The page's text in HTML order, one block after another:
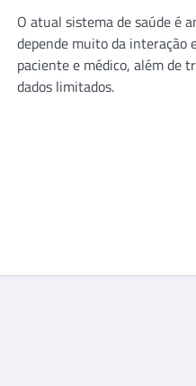
O atual sistema de saúde é
depende muito da interação
paciente e médico, além de
dados limitados.